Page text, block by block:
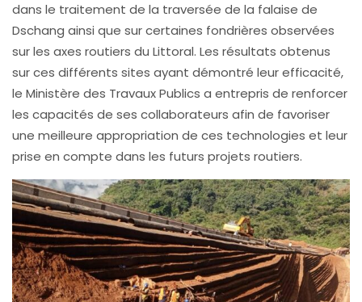
dans le traitement de la traversée de la falaise de
Dschang ainsi que sur certaines fondrières observées
sur les axes routiers du Littoral. Les résultats obtenus
sur ces différents sites ayant démontré leur efficacité,
le Ministère des Travaux Publics a entrepris de renforcer
les capacités de ses collaborateurs afin de favoriser
une meilleure appropriation de ces technologies et leur
prise en compte dans les futurs projets routiers.